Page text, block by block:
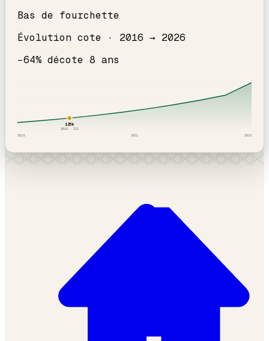
Bas de fourchette
Évolution cote · 2016 → 2026
−64% décote 8 ans
125 k
2018· ICI
2016 2021 2026